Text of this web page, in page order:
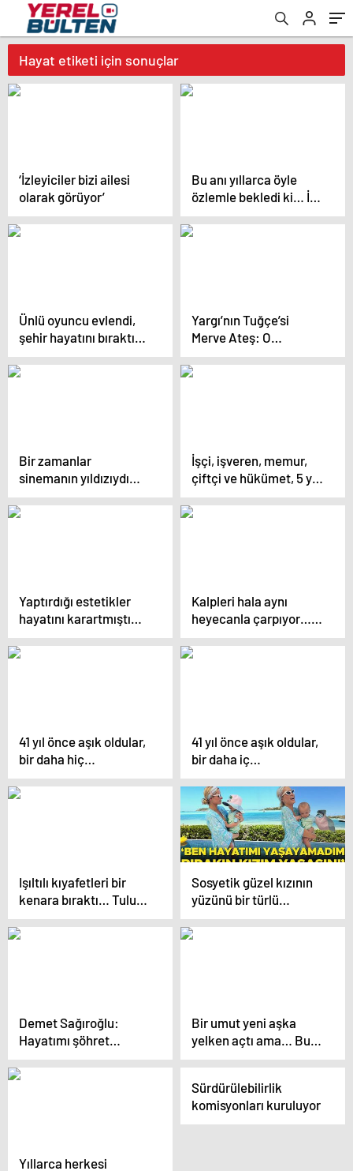
Hayat etiketi için sonuçlar
‘İzleyiciler bizi ailesi
olarak görüyor’
Bu anı yıllarca öyle
özlemle bekledi ki… İlk
Anneler Günü’nü
kocası ve oğluyla
Ünlü oyuncu evlendi,
şehir hayatını bıraktı…
Artık kocasının
memleketinde
Yargı’nın Tuğçe’si
Merve Ateş: O
sahneleri okuyunca
ağladım
Bir zamanlar
sinemanın yıldızıydı….
40’ından sonra iki tane
çocuk doğurdu, elinde
İşçi, işveren, memur,
çiftçi ve hükümet, 5 yıl
sonra buluştu! ‘İşe’
göre mesai masada
Yaptırdığı estetikler
hayatını karartmıştı…
Yıllarca yüzünü
herkesten sakladı:
Kalpleri hala aynı
heyecanla çarpıyor…
‘Bu şehvet düşkünü
yaşlı adamın burada ne
41 yıl önce aşık oldular,
bir daha hiç
ayrılmadılar: Beni
böyle baştan çıkardı
41 yıl önce aşık oldular,
bir daha iç
ayrılmadılar: Beni
böyle baştan çıkardı
Işıltılı kıyafetleri bir
kenara bıraktı… Tulum
giydi, çapa yaptı
Sosyetik güzel kızının
yüzünü bir türlü
göstermiyor… ‘Ben
hayatımı
Demet Sağıroğlu:
Hayatımı şöhret
üzerine kurmadım!
Bir umut yeni aşka
yelken açtı ama… Bu
adamdan da hayır yok!
Yıllarca herkesi
Sürdürülebilirlik
komisyonları kuruluyor